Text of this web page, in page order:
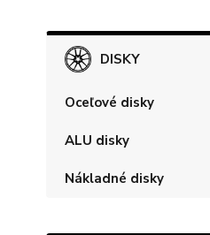
DISKY
Oceľové disky
ALU disky
Nákladné disky